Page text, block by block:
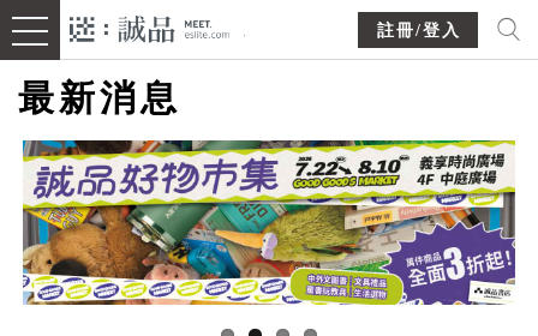
註冊/登入
最新消息